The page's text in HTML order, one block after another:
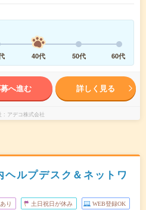
40代 50代 60代
へ進む 詳しく見る
アデコ株式会社
ヘルプデスク＆ネットワ
り 土日祝日が休み WEB登録OK